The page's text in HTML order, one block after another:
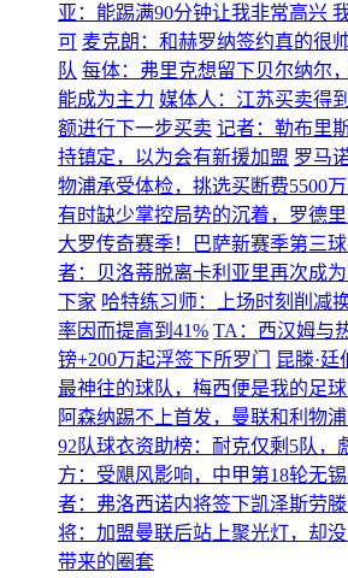
亚：能踢满90分钟让我非常高兴
可 麦克朗：和赫罗纳签约真的很
队 每体：弗里克想留下贝尔纳尔
能成为主力 媒体人：江苏买卖得
额进行下一步买卖 记者：勒布里
持镇定，以为会有新援加盟 罗马
物浦承受体检，挑选买断费5500
有时缺少掌控局势的沉着，罗德
大罗传奇赛季！巴萨新赛季第三
者：贝洛蒂脱离卡利亚里再次成
下家 哈特练习师：上场时刻削减
率因而提高到41% TA：西汉姆与
镑+200万起浮签下所罗门
昆滕·
最神往的球队，梅西便是我的足
阿森纳踢不上首发，曼联和利物
92队球衣资助榜：耐克仅剩5队，
方：受飓风影响，中甲第18轮无
者：弗洛西诺内将签下凯泽斯劳滕
将：加盟曼联后站上聚光灯，却
带来的圈套